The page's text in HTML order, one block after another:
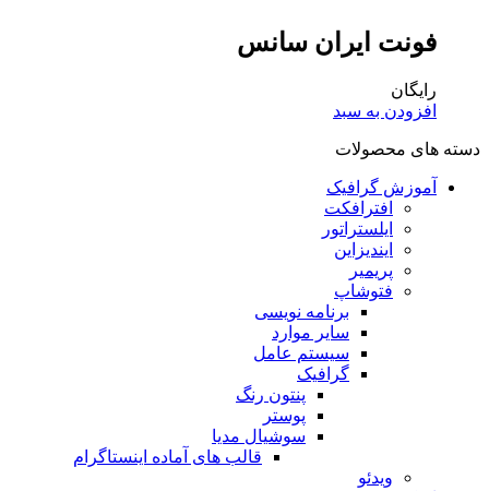
فونت ایران سانس
رایگان
افزودن به سبد
دسته های محصولات
آموزش گرافیک
افترافکت
ایلستراتور
ایندیزاین
پریمیر
فتوشاپ
برنامه نویسی
سایر موارد
سیستم عامل
گرافیک
پنتون رنگ
پوستر
سوشیال مدیا
قالب های آماده اینستاگرام
ویدئو